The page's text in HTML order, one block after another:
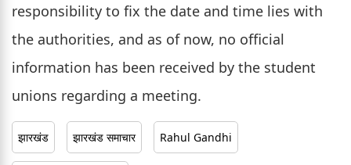
responsibility to fix the date and time lies with
the authorities, and as of now, no official
information has been received by the student
unions regarding a meeting.
झारखंड झारखंड समाचार Rahul Gandhi